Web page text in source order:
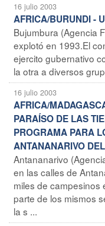
16 julio 2003
AFRICA/BURUNDI -
Bujumbura (Agencia
explotó en 1993.El
ejercito gubernativo
la otra a diversos
16 julio 2003
AFRICA/
PARAÍSO DE LAS
PROGRAMA PARA
ANTANANARIVO
Antananarivo
en las calles de
miles de campesinos
parte de los mismos
la s ...